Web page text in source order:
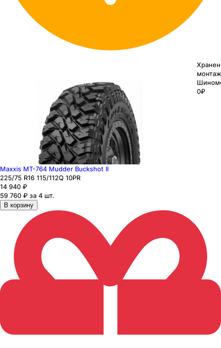
0₽
Maxxis MT-764 Mudder Buckshot II
225/75 R16 115/112Q 10PR
14 940 ₽
59 760 ₽ за 4 шт.
В корзину